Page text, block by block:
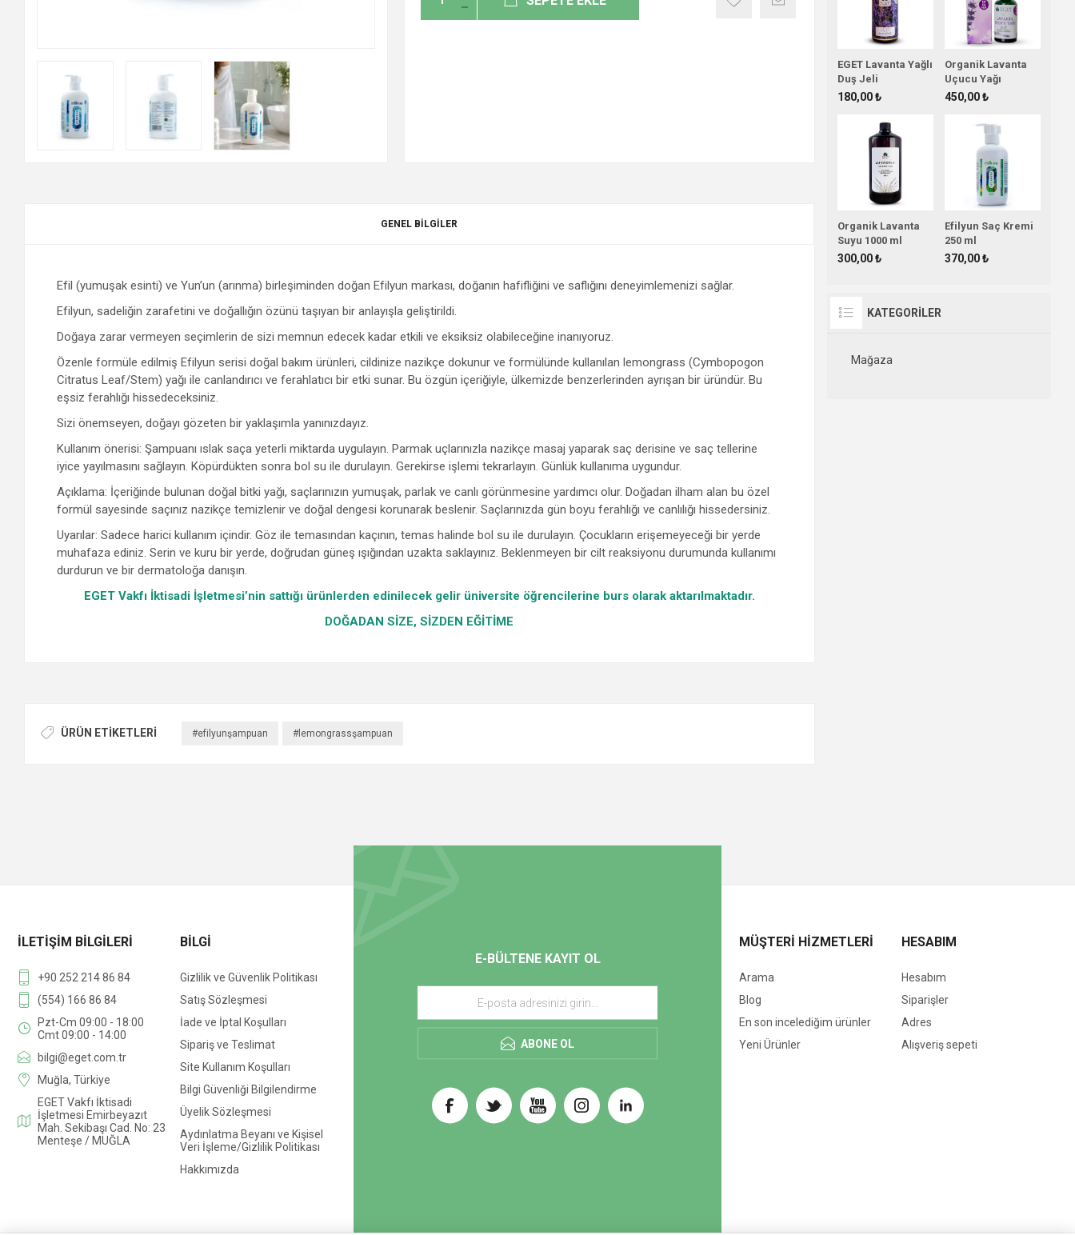
GENEL BILGILER
Efil (yumuşak esinti) ve Yun’un (arınma) birleşiminden doğan Efilyun markası, doğanın hafifliğini ve saflığını deneyimlemenizi sağlar.
Efilyun, sadeliğin zarafetini ve doğallığın özünü taşıyan bir anlayışla geliştirildi.
Doğaya zarar vermeyen seçimlerin de sizi memnun edecek kadar etkili ve eksiksiz olabileceğine inanıyoruz.
Özenle formüle edilmiş Efilyun serisi doğal bakım ürünleri, cildinize nazikçe dokunur ve formülünde kullanılan lemongrass (Cymbopogon
Citratus Leaf/Stem) yağı ile canlandırıcı ve ferahlatıcı bir etki sunar. Bu özgün içeriğiyle, ülkemizde benzerlerinden ayrışan bir üründür. Bu
eşsiz ferahlığı hissedeceksiniz.
Sizi önemseyen, doğayı gözeten bir yaklaşımla yanınızdayız.
Kullanım önerisi: Şampuanı ıslak saça yeterli miktarda uygulayın. Parmak uçlarınızla nazikçe masaj yaparak saç derisine ve saç tellerine
iyice yayılmasını sağlayın. Köpürdükten sonra bol su ile durulayın. Gerekirse işlemi tekrarlayın. Günlük kullanıma uygundur.
Açıklama: İçeriğinde bulunan doğal bitki yağı, saçlarınızın yumuşak, parlak ve canlı görünmesine yardımcı olur. Doğadan ilham alan bu özel
formül sayesinde saçınız nazikçe temizlenir ve doğal dengesi korunarak beslenir. Saçlarınızda gün boyu ferahlığı ve canlılığı hissedersiniz.
Uyarılar: Sadece harici kullanım içindir. Göz ile temasından kaçının, temas halinde bol su ile durulayın. Çocukların erişemeyeceği bir yerde
muhafaza ediniz. Serin ve kuru bir yerde, doğrudan güneş ışığından uzakta saklayınız. Beklenmeyen bir cilt reaksiyonu durumunda kullanımı
durdurun ve bir dermatoloğa danışın.
EGET Vakfı İktisadi İşletmesi’nin sattığı ürünlerden edinilecek gelir üniversite öğrencilerine burs olarak aktarılmaktadır.
DOĞADAN SİZE, SİZDEN EĞİTİME
ÜRÜN ETIKETLERI #efilyunşampuan #lemongrassşampuan
EGET Lavanta Yağlı
Duş Jeli
180,00 ₺
Organik Lavanta
Uçucu Yağı
450,00 ₺
Organik Lavanta
Suyu 1000 ml
300,00 ₺
Efilyun Saç Kremi
250 ml
370,00 ₺
KATEGORİLER
Mağaza
E-BÜLTENE KAYIT OL
ABONE OL
İLETIŞIM BILGILERI
+90 252 214 86 84
(554) 166 86 84
Pzt-Cm 09:00 - 18:00
Cmt 09:00 - 14:00
bilgi@eget.com.tr
Muğla, Türkiye
EGET Vakfı İktisadi
İşletmesi Emirbeyazıt
Mah. Sekibaşı Cad. No: 23
Menteşe / MUĞLA
BILGI
Gizlilik ve Güvenlik Politikası
Satış Sözleşmesi
İade ve İptal Koşulları
Sipariş ve Teslimat
Site Kullanım Koşulları
Bilgi Güvenliği Bilgilendirme
Üyelik Sözleşmesi
Aydınlatma Beyanı ve Kişisel
Veri İşleme/Gizlilik Politikası
Hakkımızda
MÜŞTERI HIZMETLERI
Arama
Blog
En son incelediğim ürünler
Yeni Ürünler
HESABIM
Hesabım
Siparişler
Adres
Alışveriş sepeti